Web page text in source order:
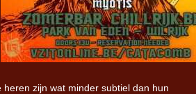
heren zijn wat minder subtiel dan hun